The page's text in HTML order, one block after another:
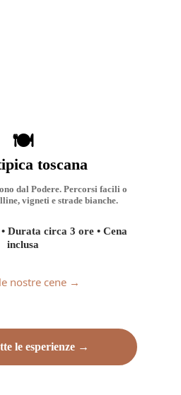
🍽️
toscana
nostre cene →
Durata circa 3 ore • Cena
inclusa
dal Podere. Percorsi facili o
vigneti e strade bianche.
le esperienze →